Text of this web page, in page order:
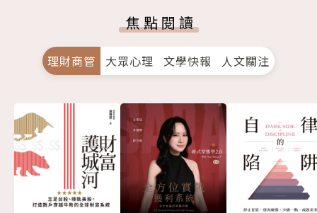
焦點閱讀
理財商管 大眾心理 文學快報 人文關注